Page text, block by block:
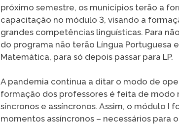
próximo semestre, os municípios terão a
capacitação no módulo 3, visando a
grandes competências linguísticas. Para
do programa não terão Língua Portuguesa
Matemática, para só depois passar para LP.
A pandemia continua a ditar o modo de
formação dos professores é feita de
síncronos e assíncronos. Assim, o módulo
momentos assíncronos – necessários para